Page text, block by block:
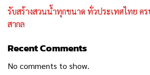
รับสร้างสวนน้ำทุกขนาด ทั่วประเทศไทย คร
สากล
Recent Comments
No comments to show.